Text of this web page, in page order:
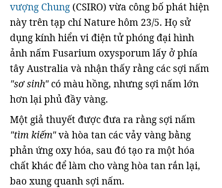
vượng Chung (CSIRO) vừa công bố phát hiện
này trên tạp chí Nature hôm 23/5. Họ sử
dụng kính hiển vi điện tử phóng đại hình
ảnh nấm Fusarium oxysporum lấy ở phía
tây Australia và nhận thấy rằng các sợi nấm
"sơ sinh"có màu hồng, nhưng sợi nấm lớn
hơn lại phủ đầy vàng.
Một giả thuyết được đưa ra rằng sợi nấm
"tìm kiếm"và hòa tan các vảy vàng bằng
phản ứng oxy hóa, sau đó tạo ra một hóa
chất khác để làm cho vàng hòa tan rắn lại,
bao xung quanh sợi nấm.